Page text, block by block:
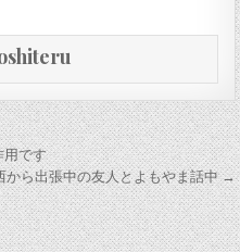
用です
から出張中の友人とよもやま話中 →